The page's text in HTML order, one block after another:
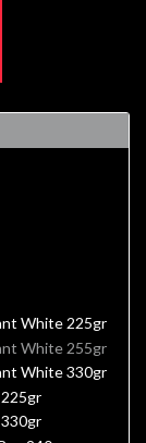
White 225gr
White 255gr
White 330gr